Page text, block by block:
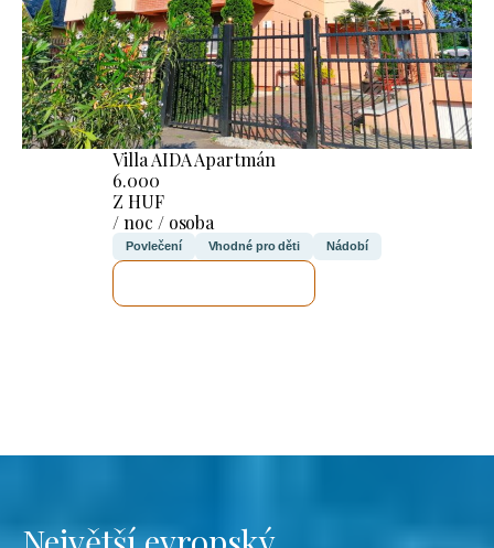
Villa AIDA Apartmán
6.000
Z HUF
/ noc / osoba
Povlečení Vhodné pro děti Nádobí